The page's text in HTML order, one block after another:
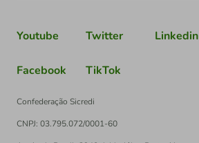
Youtube Twitter Linkedin
Facebook TikTok
Confederação Sicredi
CNPJ: 03.795.072/0001-60